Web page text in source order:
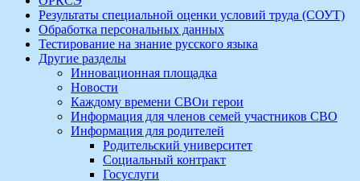
Результаты специальной оценки условий труда (СОУТ)
Обработка персональных данных
Тестирование на знание русского языка
Другие разделы
Инновационная площадка
Новости
Каждому времени СВОи герои
Информация для членов семей участников СВО
Информация для родителей
Родительский университет
Социальный контракт
Госуслуги